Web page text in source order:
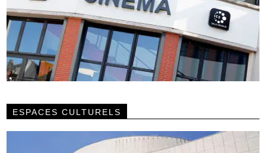
ESPACES CULTURELS